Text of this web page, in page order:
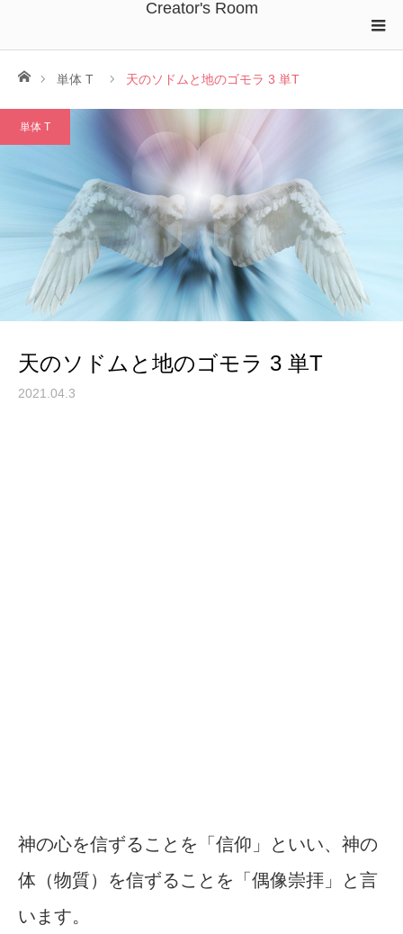
Creator's Room
ホーム単体 T 天のソドムと地のゴモラ 3 単T
単体 T
天のソドムと地のゴモラ 3 単T
2021.04.3
神の心を信ずることを「信仰」といい、神の
体（物質）を信ずることを「偶像崇拝」と言
います。